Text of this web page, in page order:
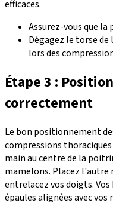
efficaces.
Assurez-vous que la
Dégagez le torse
lors des
Étape 3 :
correctement
Le bon positionnement
compressions
main au centre de la
mamelons. Placez l'autre
entrelacez vos doigts.
épaules alignées avec vos